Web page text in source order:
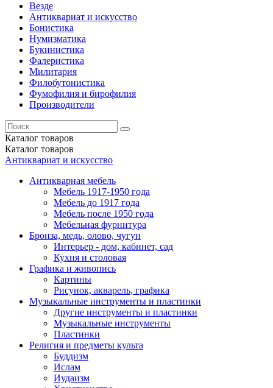
Везде
Антиквариат и искусство
Бонистика
Нумизматика
Букинистика
Фалеристика
Милитария
Филобутонистика
Фумофилия и бирофилия
Производители
Каталог товаров
Каталог товаров
Антиквариат и искусство
Антикварная мебель
Мебель 1917-1950 года
Мебель до 1917 года
Мебель после 1950 года
Мебельная фурнитура
Бронза, медь, олово, чугун
Интерьер - дом, кабинет, сад
Кухня и столовая
Графика и живопись
Картины
Рисунок, акварель, графика
Музыкальные инструменты и пластинки
Другие инструменты и пластинки
Музыкальные инструменты
Пластинки
Религия и предметы культа
Буддизм
Ислам
Иудаизм